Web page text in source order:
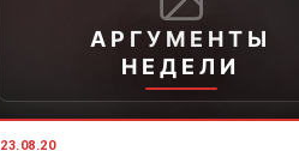
АРГУМЕНТЫ
НЕДЕЛИ
23.08.20